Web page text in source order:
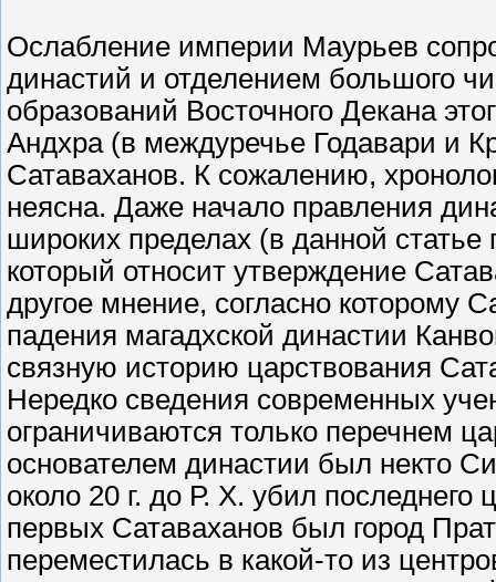
Ослабление империи Маурьев
династий и отделением большого
образований Восточного Декана
Андхра (в междуречье Годавари и
Сатаваханов. К сожалению,
неясна. Даже начало правления
широких пределах (в данной
который относит утверждение
другое мнение, согласно которому
падения магадхской династии
связную историю царствования
Нередко сведения современных
ограничиваются только перечнем
основателем династии был некто
около 20 г. до Р. Х. убил
первых Сатаваханов был город
переместилась в какой-то из